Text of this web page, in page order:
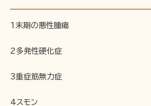
1末期の悪性腫瘍
2多発性硬化症
3重症筋無力症
4スモン